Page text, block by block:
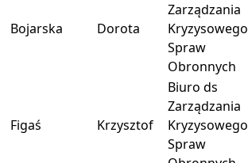
Bojarska Dorota
Zarządzania
Spraw
Obronnych
Figaś Krzysztof
Biuro ds
Zarządzania
Spraw